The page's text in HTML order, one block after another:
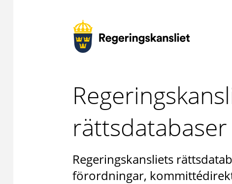
rättsdatabaser
Regeringskansliets
förordningar,